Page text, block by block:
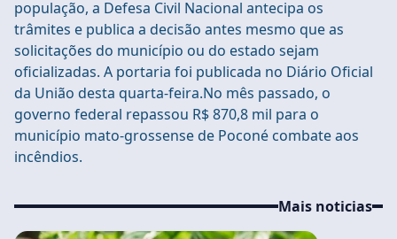
população, a Defesa Civil Nacional antecipa os
trâmites e publica a decisão antes mesmo que as
solicitações do município ou do estado sejam
oficializadas. A portaria foi publicada no Diário Oficial
da União desta quarta-feira.No mês passado, o
governo federal repassou R$ 870,8 mil para o
município mato-grossense de Poconé combate aos
incêndios.
Mais noticias